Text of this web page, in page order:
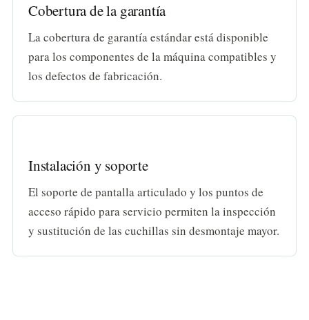
Cobertura de la garantía
La cobertura de garantía estándar está disponible
para los componentes de la máquina compatibles y
los defectos de fabricación.
Instalación y soporte
El soporte de pantalla articulado y los puntos de
acceso rápido para servicio permiten la inspección
y sustitución de las cuchillas sin desmontaje mayor.